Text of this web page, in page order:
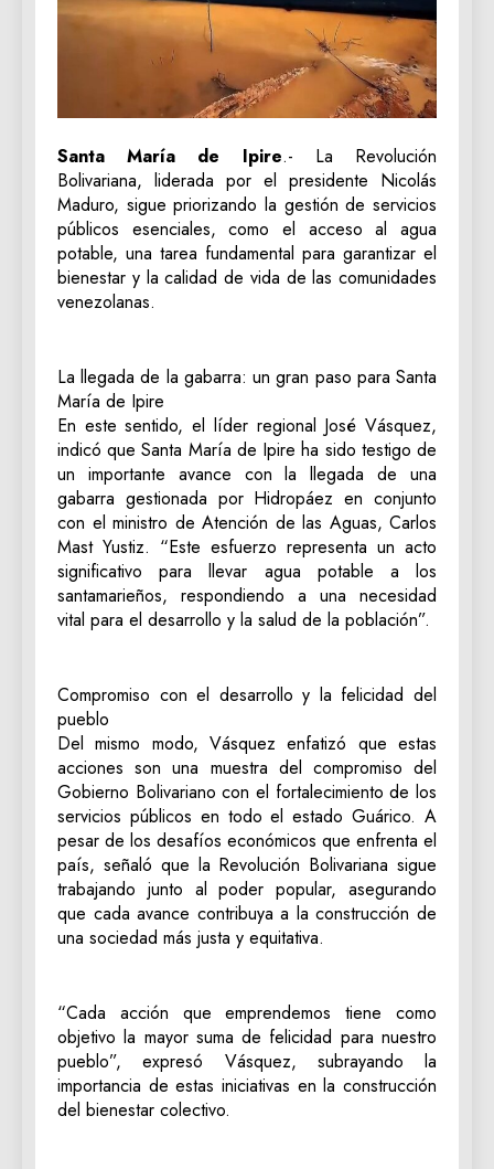
Santa María de Ipire.- La Revolución
Bolivariana, liderada por el presidente Nicolás
Maduro, sigue priorizando la gestión de servicios
públicos esenciales, como el acceso al agua
potable, una tarea fundamental para garantizar el
bienestar y la calidad de vida de las comunidades
venezolanas.
La llegada de la gabarra: un gran paso para Santa
María de Ipire
En este sentido, el líder regional José Vásquez,
indicó que Santa María de Ipire ha sido testigo de
un importante avance con la llegada de una
gabarra gestionada por Hidropáez en conjunto
con el ministro de Atención de las Aguas, Carlos
Mast Yustiz. “Este esfuerzo representa un acto
significativo para llevar agua potable a los
santamarieños, respondiendo a una necesidad
vital para el desarrollo y la salud de la población”.
Compromiso con el desarrollo y la felicidad del
pueblo
Del mismo modo, Vásquez enfatizó que estas
acciones son una muestra del compromiso del
Gobierno Bolivariano con el fortalecimiento de los
servicios públicos en todo el estado Guárico. A
pesar de los desafíos económicos que enfrenta el
país, señaló que la Revolución Bolivariana sigue
trabajando junto al poder popular, asegurando
que cada avance contribuya a la construcción de
una sociedad más justa y equitativa.
“Cada acción que emprendemos tiene como
objetivo la mayor suma de felicidad para nuestro
pueblo”, expresó Vásquez, subrayando la
importancia de estas iniciativas en la construcción
del bienestar colectivo.